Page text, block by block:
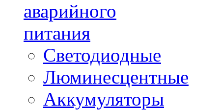
аварийного
питания
Светодиодные
Люминесцентные
Аккумуляторы